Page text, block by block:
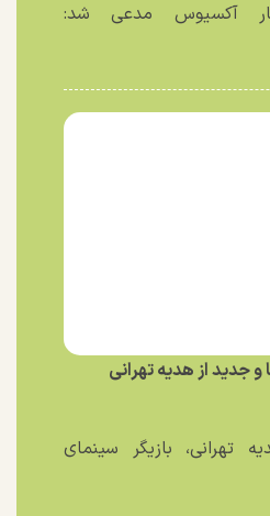
آکسیوس مدعی شد:
و جدید از هدیه تهرانی
تهرانی، بازیگر سینمای